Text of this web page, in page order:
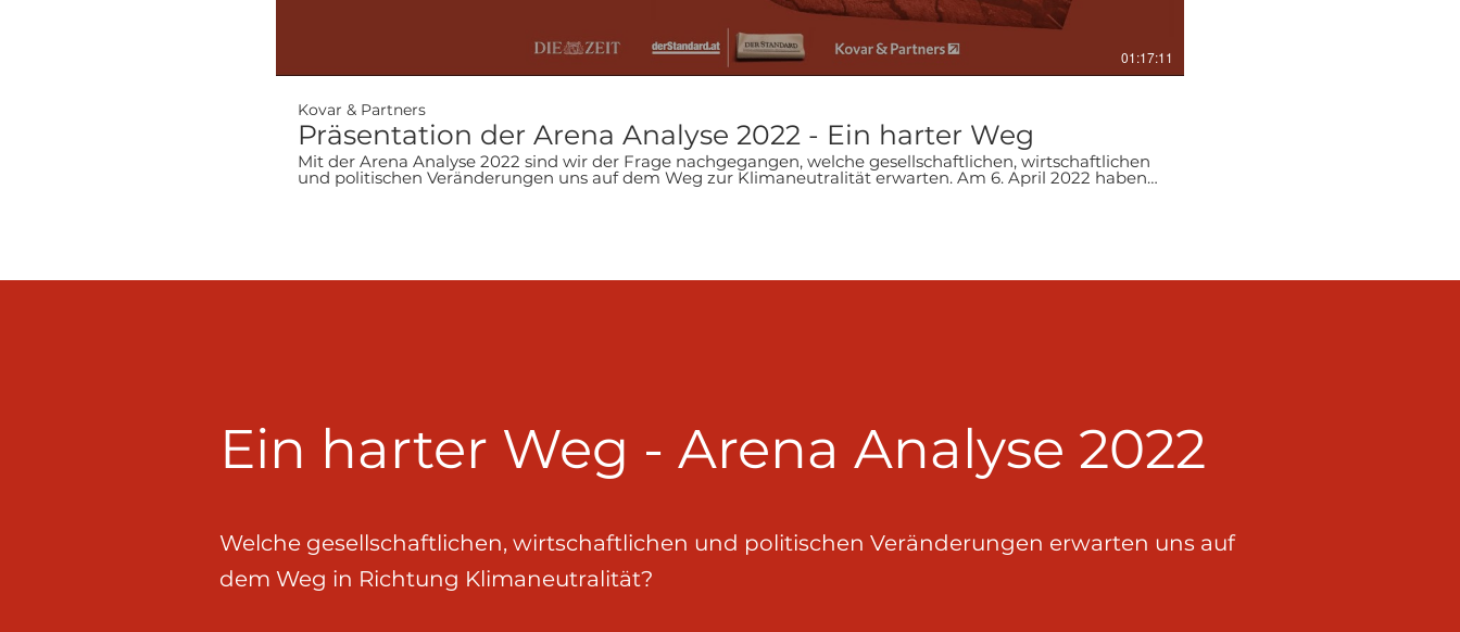
01:17:11
Kovar & Partners
Präsentation der Arena Analyse 2022 - Ein harter Weg
Mit der Arena Analyse 2022 sind wir der Frage nachgegangen, welche gesellschaftlichen, wirtschaftlichen
und politischen Veränderungen uns auf dem Weg zur Klimaneutralität erwarten. Am 6. April 2022 haben
wir die Analyse präsentiert und mit der österreichischen Bundesministerin Leonore Gewessler diskutiert.
Ein harter Weg - Arena Analyse 2022
Welche gesellschaftlichen, wirtschaftlichen und politischen Veränderungen erwarten uns auf
dem Weg in Richtung Klimaneutralität?